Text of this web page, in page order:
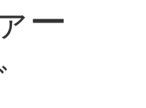
ー